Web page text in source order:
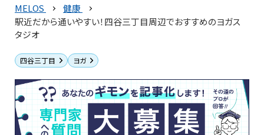
MELOS
健康
駅近だから通いやすい！四谷三丁目周辺でおすすめのヨガス
タジオ
四谷三丁目 ヨガ